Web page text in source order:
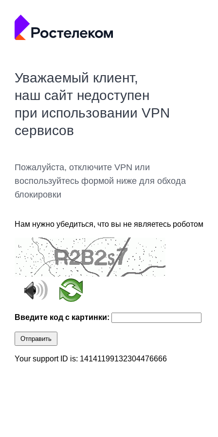
Уважаемый клиент,
наш сайт недоступен
при использовании VPN
сервисов
Пожалуйста, отключите VPN или
воспользуйтесь формой ниже для обхода
блокировки
Нам нужно убедиться, что вы не являетесь роботом
Введите код с картинки:
Отправить
Your support ID is: 14141199132304476666